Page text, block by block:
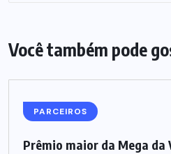
Você também pode
PARCEIROS
Prêmio maior da Mega